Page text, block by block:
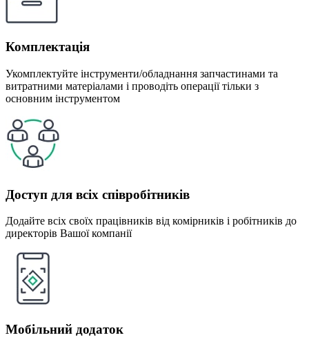
Комплектація
Укомплектуйте інструменти/обладнання запчастинами та
витратними матеріалами і проводіть операції тільки з
основним інструментом
Доступ для всіх співробітників
Додайте всіх своїх працівників від комірників і робітників до
директорів Вашої компанії
Мобільний додаток